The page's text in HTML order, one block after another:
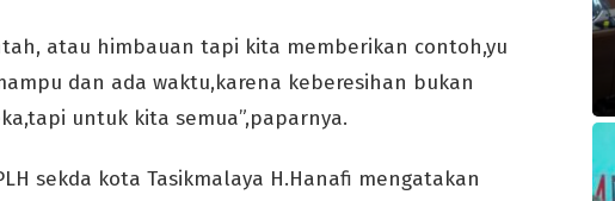
atau himbauan tapi kita memberikan contoh,yu
dan ada waktu,karena keberesihan bukan
untuk kita semua”,paparnya.
sekda kota Tasikmalaya H.Hanafi mengatakan